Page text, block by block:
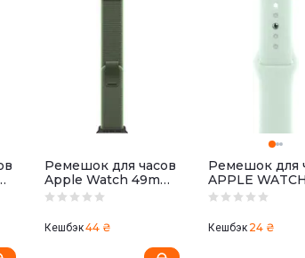
Ремешок для часов
Apple Watch 49mm
Green/Neon
Black Titanium
Finish
Кешбэк44 ₴
Ремешок для
APPLE WATCH
42mm Sport
M/L
Кешбэк 24 ₴